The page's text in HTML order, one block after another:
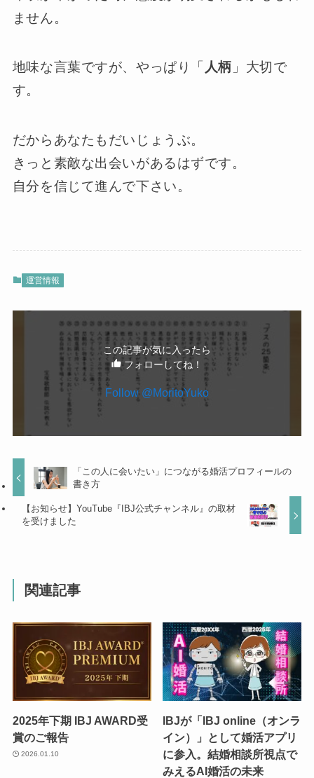
ません。
地味な言葉ですが、やっぱり「 人柄 」大切で
す。
だからあなたもだいじょうぶ。
きっと素敵な出会いがあるはずです。
自分を信じて進んで下さい。
運営情報
この記事が気に入ったら
フォローしてね！
Follow @MoritoYuko
「この人に会いたい」につながる婚活プロフィールの
書き方
【お知らせ】YouTube『IBJ公式チャンネル』の取材
を受けました
関連記事
2025年下期 IBJ AWARD受
賞のご報告
2026.01.10
IBJが「IBJ online（オンラ
イン）」として婚活アプリ
に参入。結婚相談所視点で
みえるAI婚活の未来